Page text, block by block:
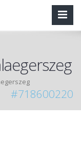
#718600220